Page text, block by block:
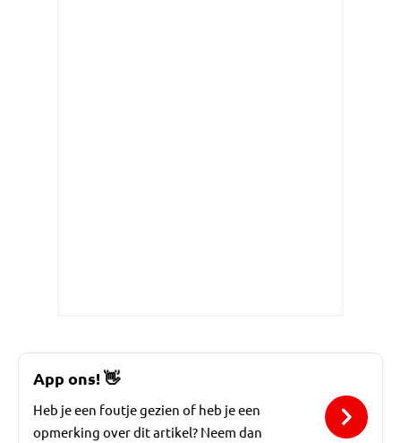
App ons!👋
Heb je een foutje gezien of heb je een
opmerking over dit artikel? Neem dan